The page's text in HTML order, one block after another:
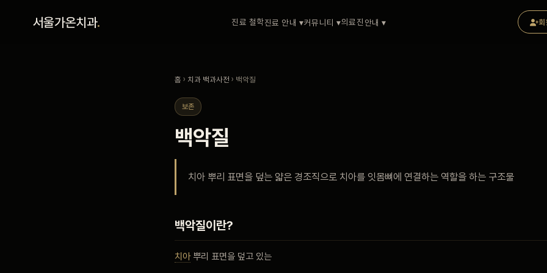
서울가온치과. 진료 철학진료 안내 ▾커뮤니티 ▾의료진 안내 ▾ 회
홈 › 치과 백과사전 › 백악질
보존
백악질
치아 뿌리 표면을 덮는 얇은 경조직으로 치아를 잇몸뼈에 연결하는 역할을 하는 구조물
백악질이란?
치아뿌리 표면을 덮고 있는